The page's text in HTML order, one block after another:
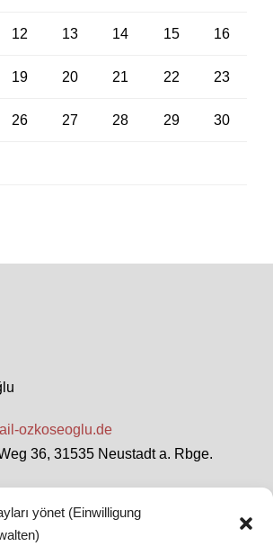
yönet (Einwilligung
12 13 14 15 16
19 20 21 22 23
26 27 28 29 30
ozkoseoglu.de
36, 31535 Neustadt a. Rbge.